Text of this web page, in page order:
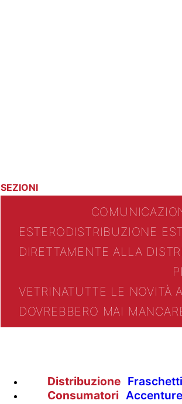
SEZIONI
ESTERODISTRIBUZIONE
DIRETTAMENTE ALLA
VETRINATUTTE LE NOVITÀ
DOVREBBERO MAI
Distribuzione
Consumatori